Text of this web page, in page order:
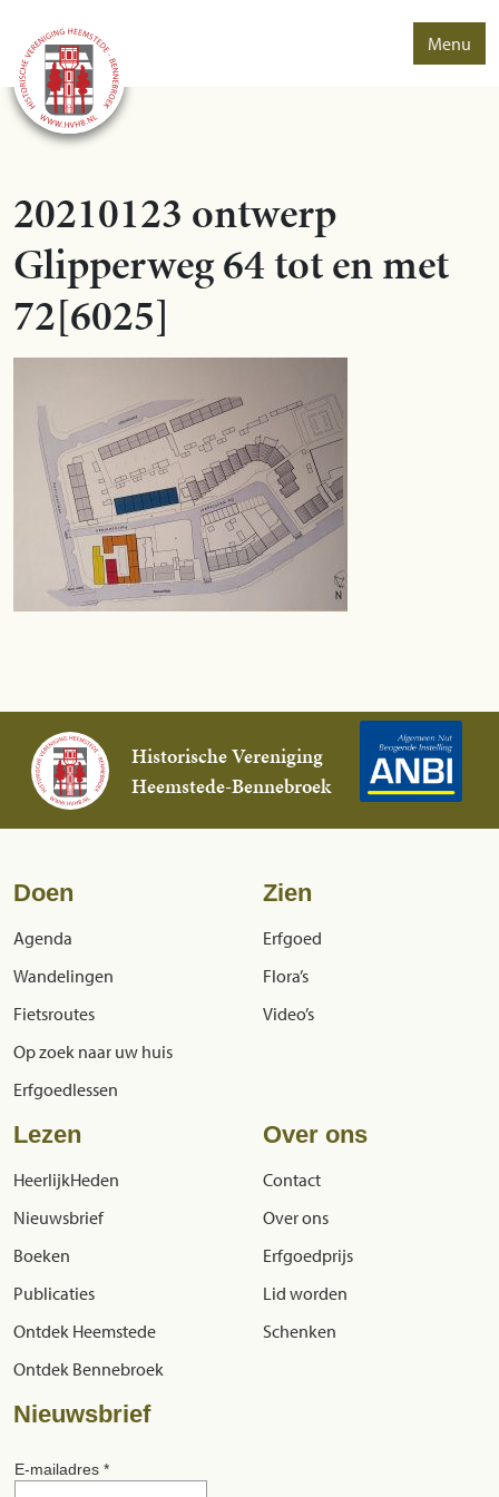
Menu
20210123 ontwerp
Glipperweg 64 tot en met
72[6025]
Historische Vereniging
Heemstede-Bennebroek
Doen
Agenda
Wandelingen
Fietsroutes
Op zoek naar uw huis
Erfgoedlessen
Zien
Erfgoed
Flora’s
Video’s
Lezen
HeerlijkHeden
Nieuwsbrief
Boeken
Publicaties
Ontdek Heemstede
Ontdek Bennebroek
Over ons
Contact
Over ons
Erfgoedprijs
Lid worden
Schenken
Nieuwsbrief